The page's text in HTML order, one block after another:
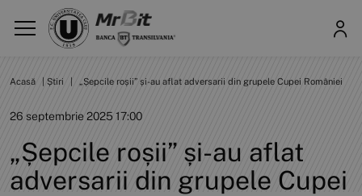
Acasă Știri „Șepcile roșii” și-au aflat adversarii din grupele Cupei României
26 septembrie 2025 17:00
„Șepcile roșii” și-au aflat
adversarii din grupele Cupei